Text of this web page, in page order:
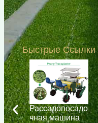
Быстрые Ссылки
Рассадопосадо
чная машина